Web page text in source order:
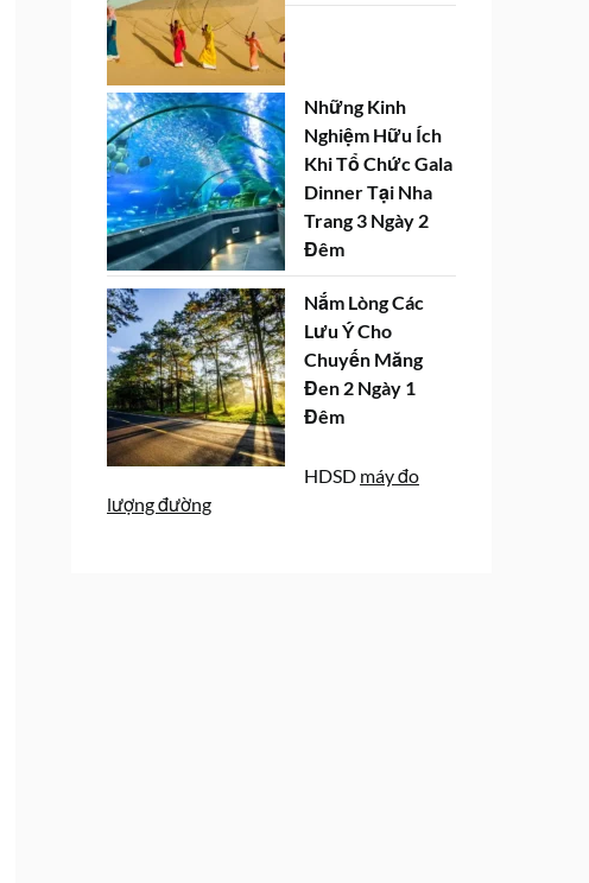
Những Kinh
Nghiệm Hữu Ích
Khi Tổ Chức Gala
Dinner Tại Nha
Trang 3 Ngày 2
Đêm
Nắm Lòng Các
Lưu Ý Cho
Chuyến Măng
Đen 2 Ngày 1
Đêm
HDSD máy đo
lượng đường